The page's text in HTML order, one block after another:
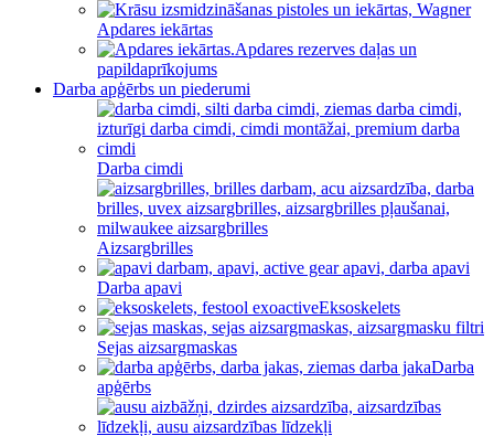
Apdares iekārtas
Apdares rezerves daļas un
papildaprīkojums
Darba apģērbs un piederumi
Darba cimdi
Aizsargbrilles
Darba apavi
Eksoskelets
Sejas aizsargmaskas
Darba
apģērbs